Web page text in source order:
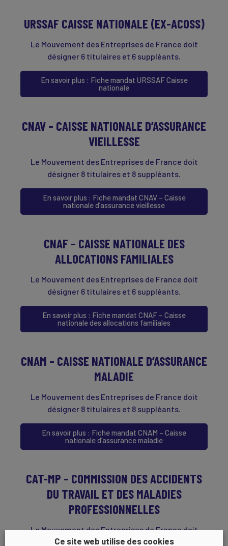
URSSAF CAISSE NATIONALE (EX-ACOSS)
Le Mouvement des Entreprises de France doit
désigner 6 titulaires et 6 suppléants.
En savoir plus : Fiche mandat URSSAF Caisse
nationale
CNAV – CAISSE NATIONALE D’ASSURANCE
VIEILLESSE
Le Mouvement des Entreprises de France doit
désigner 8 titulaires et 8 suppléants.
En savoir plus : Fiche mandat CNAV – Caisse
nationale d’assurance vieillesse
CNAF – CAISSE NATIONALE DES
ALLOCATIONS FAMILIALES
Le Mouvement des Entreprises de France doit
désigner 6 titulaires et 6 suppléants.
En savoir plus : Fiche mandat CNAF – Caisse
nationale des allocations familiales
CNAM – CAISSE NATIONALE D’ASSURANCE
MALADIE
Le Mouvement des Entreprises de France doit
désigner 8 titulaires et 8 suppléants.
En savoir plus : Fiche mandat CNAM – Caisse
nationale d’assurance maladie
CAT-MP – COMMISSION DES ACCIDENTS
DU TRAVAIL ET DES MALADIES
PROFESSIONNELLES
Le Mouvement des Entreprises de France doit
désigner 3 titulaires et 3 suppléants.
Ce site web utilise des cookies